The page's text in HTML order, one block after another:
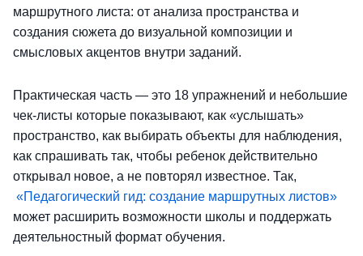
маршрутного листа: от анализа пространства и
создания сюжета до визуальной композиции и
смысловых акцентов внутри заданий.
Практическая часть — это 18 упражнений и небольшие
чек-листы которые показывают, как «услышать»
пространство, как выбирать объекты для наблюдения,
как спрашивать так, чтобы ребенок действительно
открывал новое, а не повторял известное. Так,
«Педагогический гид: создание маршрутных листов»
может расширить возможности школы и поддержать
деятельностный формат обучения.